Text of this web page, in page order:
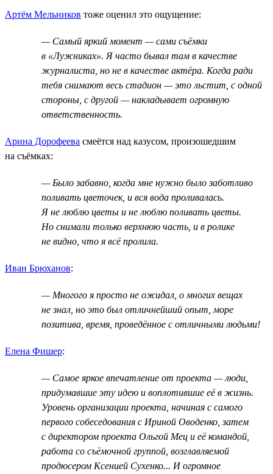
Артём Мельников тоже оценил это ощущение:
— Самый яркий момент — сами съёмки
в «Лужниках». Я часто бывал там в качестве
журналиста, но не в качестве актёра. Когда ради
тебя снимают весь стадион — это льстит, с одной
стороны, с другой — накладывает огромную
ответственность.
Арина Дорофеева смеётся над казусом, произошедшим
на съёмках:
— Было забавно, когда мне нужно было заботливо
поливать цветочек, и вся вода проливалась.
Я не люблю цветы и не люблю поливать цветы.
Но снимали только верхнюю часть, и в ролике
не видно, что я всё пролила.
Иван Брюханов:
— Многого я просто не ожидал, о многих вещах
не знал, но это был отличнейший опыт, море
позитива, время, проведённое с отличными людьми!
Елена Фишер:
— Самое яркое впечатление от проекта — люди,
придумавшие эту идею и воплотившие её в жизнь.
Уровень организации проекта, начиная с самого
первого собеседования с Ириной Оводенко, затем
с директором проекта Ольгой Мец и её командой,
работа со съёмочной группой, возглавляемой
продюсером Ксенией Сухенко... И огромное